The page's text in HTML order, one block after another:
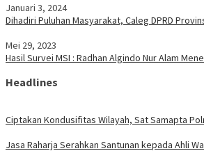
Januari 3, 2024
Dihadiri Puluhan Masyarakat, Caleg DPRD
Mei 29, 2023
Hasil Survei MSI : Radhan Algindo Nur Alam
Headlines
Ciptakan Kondusifitas Wilayah, Sat Samapta
Jasa Raharja Serahkan Santunan kepada Ahli